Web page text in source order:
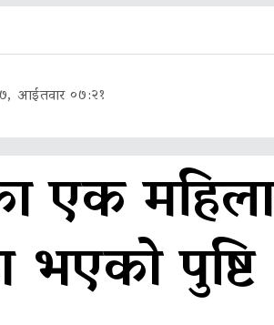
आईतवार ०७:२१
एक
पुष्टि